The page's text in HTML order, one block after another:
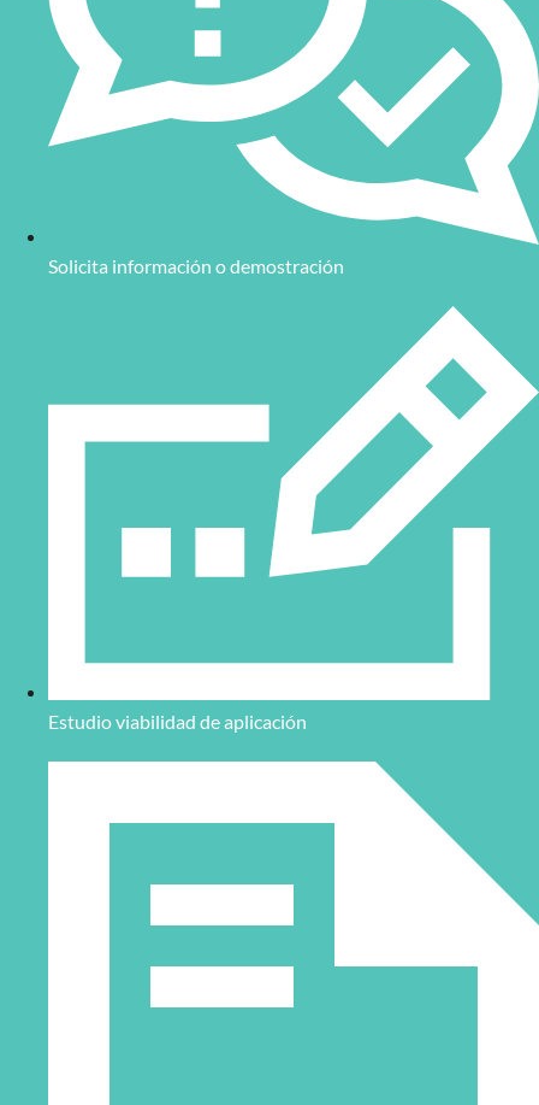
Solicita información o demostración
Estudio viabilidad de aplicación